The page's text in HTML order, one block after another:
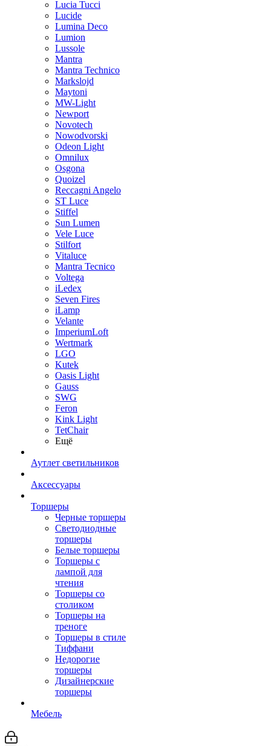
Lucia Tucci
Lucide
Lumina Deco
Lumion
Lussole
Mantra
Mantra Technico
Markslojd
Maytoni
MW-Light
Newport
Novotech
Nowodvorski
Odeon Light
Omnilux
Osgona
Quoizel
Reccagni Angelo
ST Luce
Stiffel
Sun Lumen
Vele Luce
Stilfort
Vitaluce
Mantra Tecnico
Voltega
iLedex
Seven Fires
iLamp
Velante
ImperiumLoft
Wertmark
LGO
Kutek
Oasis Light
Gauss
SWG
Feron
Kink Light
TetСhair
Ещё
Аутлет светильников
Аксессуары
Торшеры
Черные торшеры
Светодиодные
торшеры
Белые торшеры
Торшеры с
лампой для
чтения
Торшеры со
столиком
Торшеры на
треноге
Торшеры в стиле
Тиффани
Недорогие
торшеры
Дизайнерские
торшеры
Мебель